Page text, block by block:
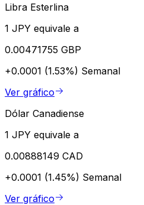
Libra Esterlina
1 JPY equivale a
0.00471755 GBP
+0.0001 (1.53%) Semanal
Ver gráfico
Dólar Canadiense
1 JPY equivale a
0.00888149 CAD
+0.0001 (1.45%) Semanal
Ver gráfico